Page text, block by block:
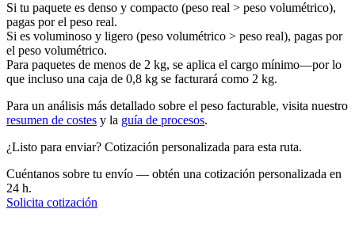
Si tu paquete es denso y compacto (peso real > peso volumétrico),
pagas por el peso real.
Si es voluminoso y ligero (peso volumétrico > peso real), pagas por
el peso volumétrico.
Para paquetes de menos de 2 kg, se aplica el cargo mínimo—por lo
que incluso una caja de 0,8 kg se facturará como 2 kg.
Para un análisis más detallado sobre el peso facturable, visita nuestro
resumen de costes y la guía de procesos.
¿Listo para enviar? Cotización personalizada para esta ruta.
Cuéntanos sobre tu envío — obtén una cotización personalizada en
24 h.
Solicita cotización